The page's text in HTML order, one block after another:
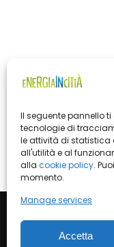
Il seguente pannello
tecnologie di
le attività di statistica
all'utilità e al
alla cookie policy.
momento.
Manage services
Accetta